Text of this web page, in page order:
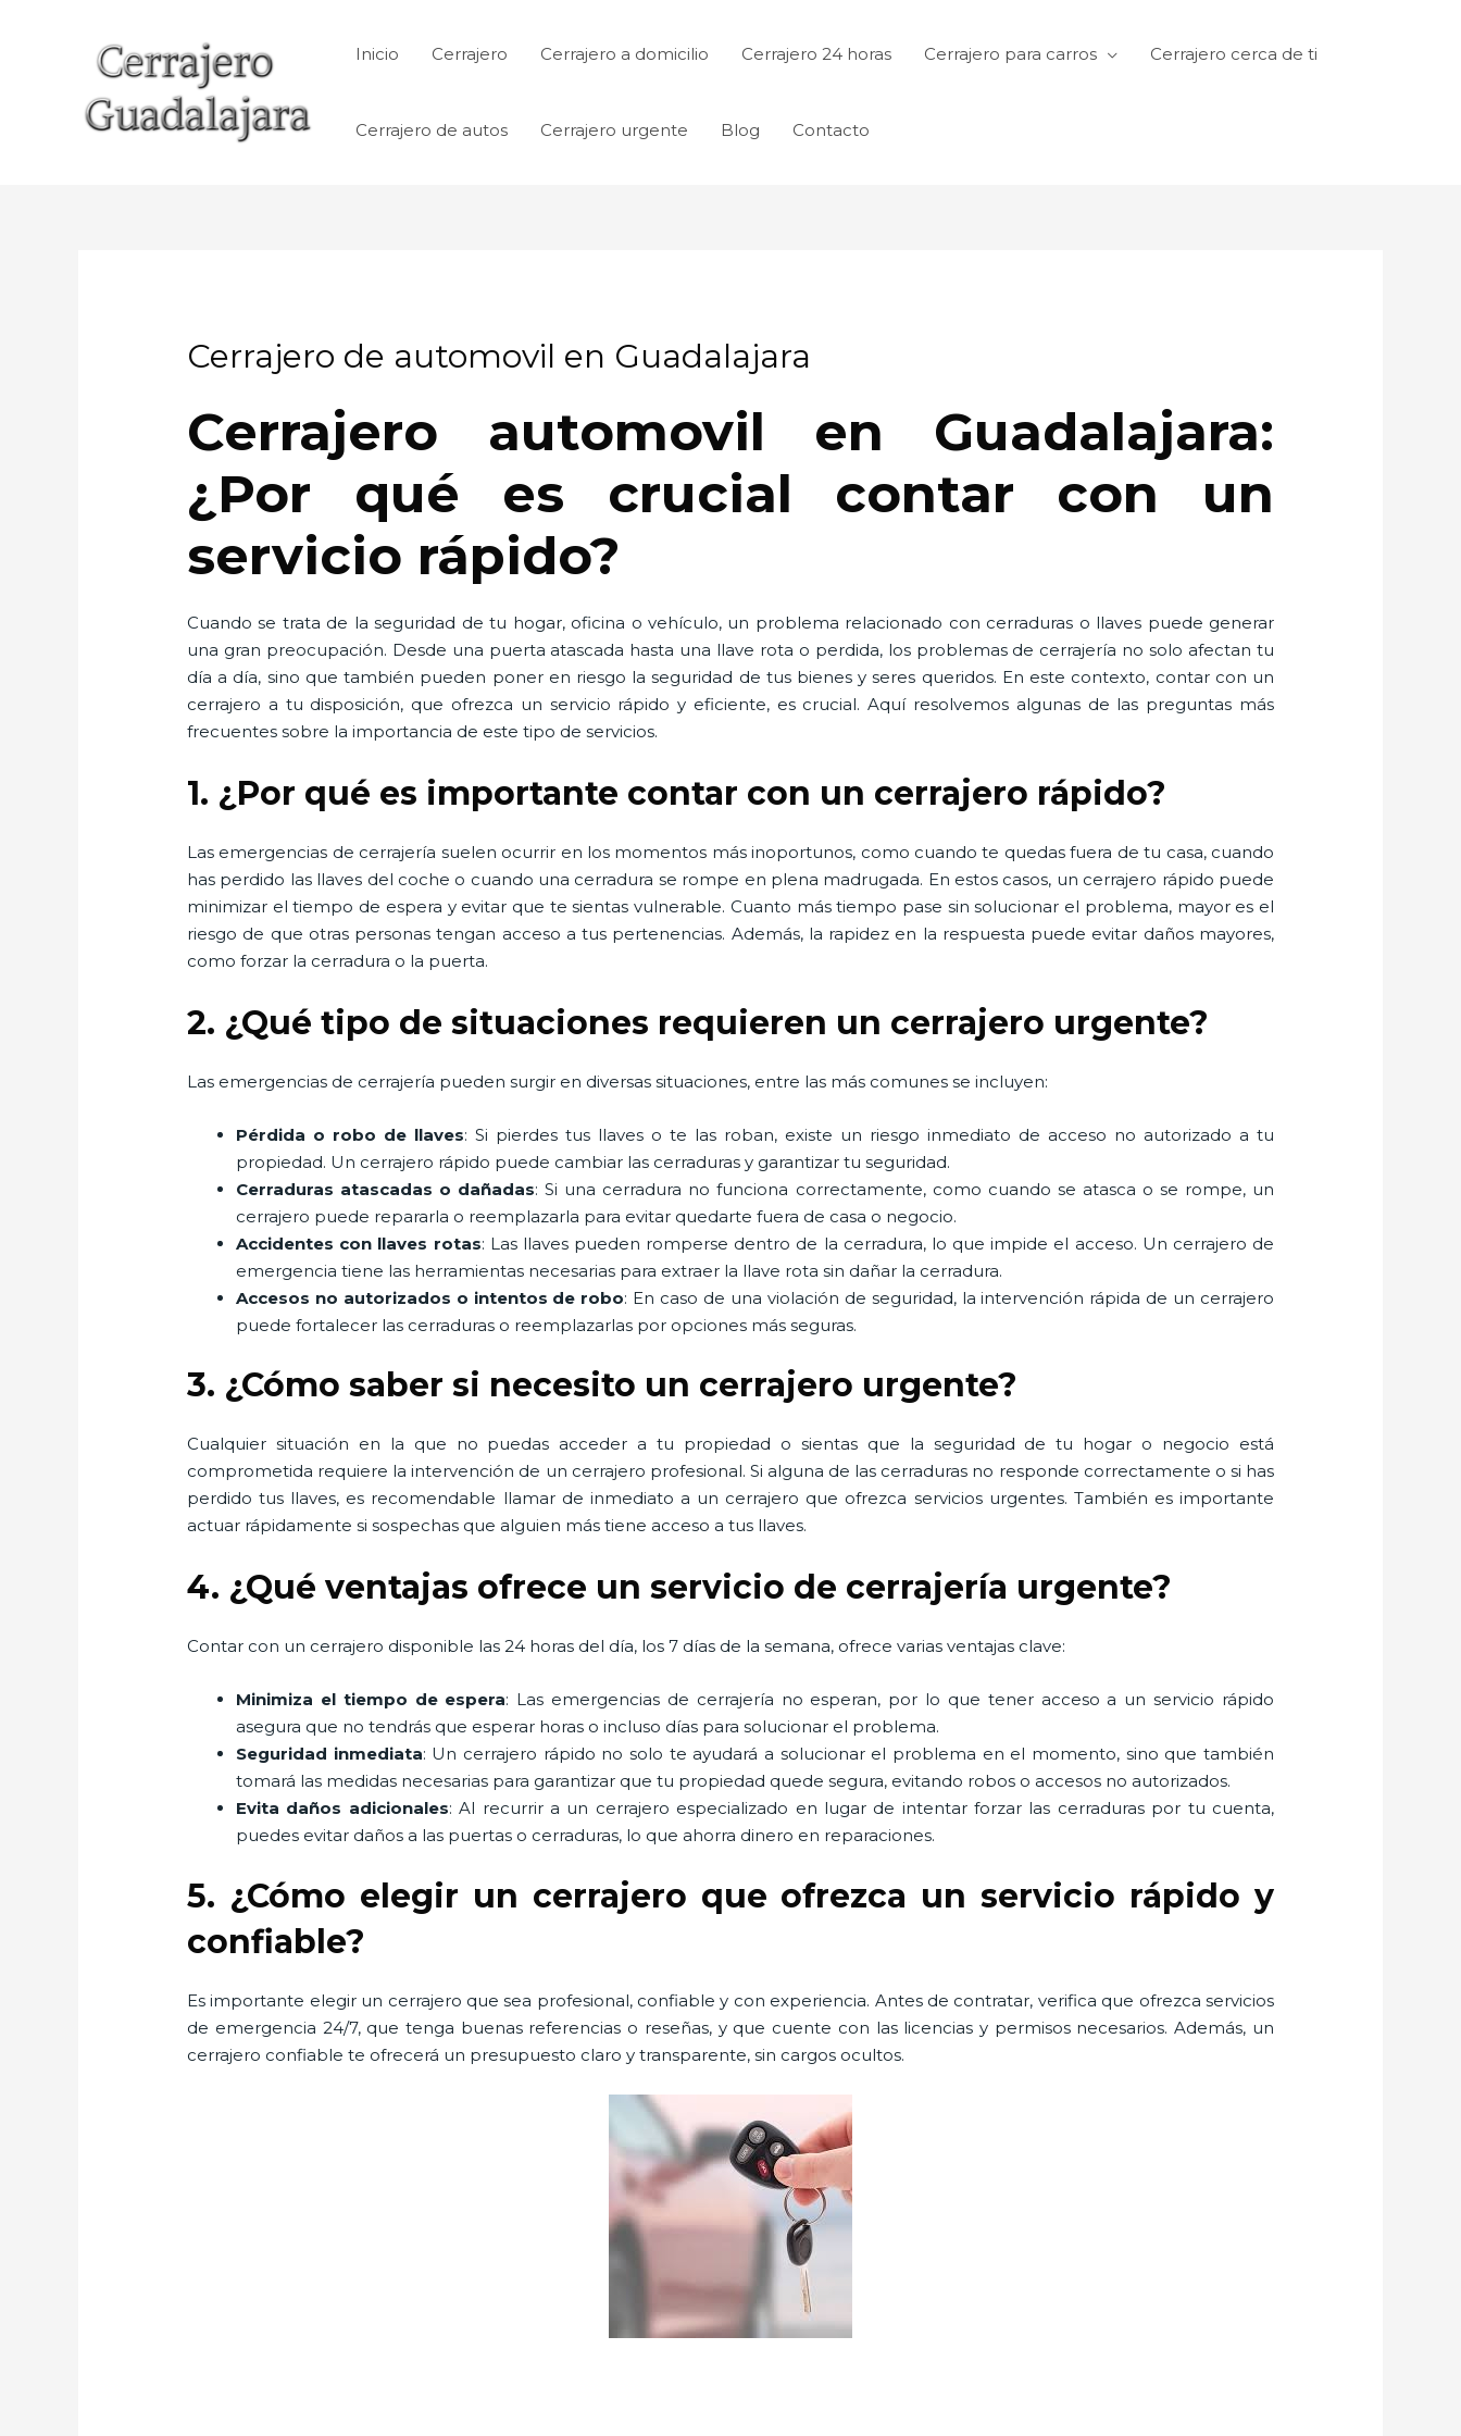
Inicio Cerrajero Cerrajero a domicilio Cerrajero 24 horas Cerrajero para carros Cerrajero cerca de ti
Cerrajero de autos Cerrajero urgente Blog Contacto
Cerrajero de automovil en Guadalajara
Cerrajero automovil en Guadalajara:
¿Por qué es crucial contar con un
servicio rápido?
Cuando se trata de la seguridad de tu hogar, oficina o vehículo, un problema relacionado con cerraduras o llaves puede generar
una gran preocupación. Desde una puerta atascada hasta una llave rota o perdida, los problemas de cerrajería no solo afectan tu
día a día, sino que también pueden poner en riesgo la seguridad de tus bienes y seres queridos. En este contexto, contar con un
cerrajero a tu disposición, que ofrezca un servicio rápido y eficiente, es crucial. Aquí resolvemos algunas de las preguntas más
frecuentes sobre la importancia de este tipo de servicios.
1. ¿Por qué es importante contar con un cerrajero rápido?
Las emergencias de cerrajería suelen ocurrir en los momentos más inoportunos, como cuando te quedas fuera de tu casa, cuando
has perdido las llaves del coche o cuando una cerradura se rompe en plena madrugada. En estos casos, un cerrajero rápido puede
minimizar el tiempo de espera y evitar que te sientas vulnerable. Cuanto más tiempo pase sin solucionar el problema, mayor es el
riesgo de que otras personas tengan acceso a tus pertenencias. Además, la rapidez en la respuesta puede evitar daños mayores,
como forzar la cerradura o la puerta.
2. ¿Qué tipo de situaciones requieren un cerrajero urgente?
Las emergencias de cerrajería pueden surgir en diversas situaciones, entre las más comunes se incluyen:
Pérdida o robo de llaves: Si pierdes tus llaves o te las roban, existe un riesgo inmediato de acceso no autorizado a tu
propiedad. Un cerrajero rápido puede cambiar las cerraduras y garantizar tu seguridad.
Cerraduras atascadas o dañadas: Si una cerradura no funciona correctamente, como cuando se atasca o se rompe, un
cerrajero puede repararla o reemplazarla para evitar quedarte fuera de casa o negocio.
Accidentes con llaves rotas: Las llaves pueden romperse dentro de la cerradura, lo que impide el acceso. Un cerrajero de
emergencia tiene las herramientas necesarias para extraer la llave rota sin dañar la cerradura.
Accesos no autorizados o intentos de robo: En caso de una violación de seguridad, la intervención rápida de un cerrajero
puede fortalecer las cerraduras o reemplazarlas por opciones más seguras.
3. ¿Cómo saber si necesito un cerrajero urgente?
Cualquier situación en la que no puedas acceder a tu propiedad o sientas que la seguridad de tu hogar o negocio está
comprometida requiere la intervención de un cerrajero profesional. Si alguna de las cerraduras no responde correctamente o si has
perdido tus llaves, es recomendable llamar de inmediato a un cerrajero que ofrezca servicios urgentes. También es importante
actuar rápidamente si sospechas que alguien más tiene acceso a tus llaves.
4. ¿Qué ventajas ofrece un servicio de cerrajería urgente?
Contar con un cerrajero disponible las 24 horas del día, los 7 días de la semana, ofrece varias ventajas clave:
Minimiza el tiempo de espera: Las emergencias de cerrajería no esperan, por lo que tener acceso a un servicio rápido
asegura que no tendrás que esperar horas o incluso días para solucionar el problema.
Seguridad inmediata: Un cerrajero rápido no solo te ayudará a solucionar el problema en el momento, sino que también
tomará las medidas necesarias para garantizar que tu propiedad quede segura, evitando robos o accesos no autorizados.
Evita daños adicionales: Al recurrir a un cerrajero especializado en lugar de intentar forzar las cerraduras por tu cuenta,
puedes evitar daños a las puertas o cerraduras, lo que ahorra dinero en reparaciones.
5. ¿Cómo elegir un cerrajero que ofrezca un servicio rápido y
confiable?
Es importante elegir un cerrajero que sea profesional, confiable y con experiencia. Antes de contratar, verifica que ofrezca servicios
de emergencia 24/7, que tenga buenas referencias o reseñas, y que cuente con las licencias y permisos necesarios. Además, un
cerrajero confiable te ofrecerá un presupuesto claro y transparente, sin cargos ocultos.